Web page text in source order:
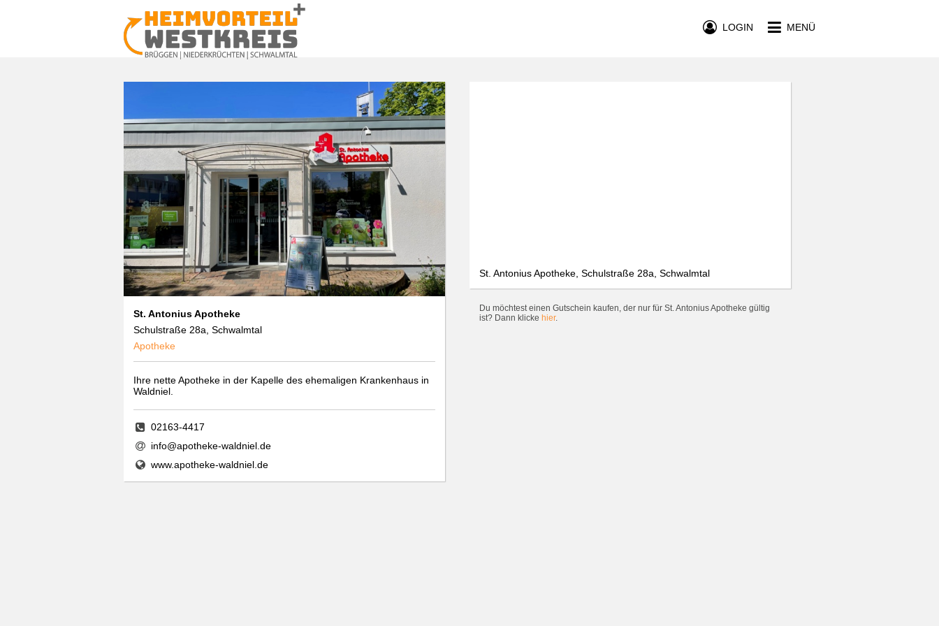
MENÜ
LOGIN
St. Antonius Apotheke
Schulstraße 28a, Schwalmtal
Apotheke
Ihre nette Apotheke in der Kapelle des ehemaligen Krankenhaus in
Waldniel.
02163-4417
info@apotheke-waldniel.de
www.apotheke-waldniel.de
St. Antonius Apotheke, Schulstraße 28a, Schwalmtal
Du möchtest einen Gutschein kaufen, der nur für St. Antonius Apotheke gültig
ist? Dann klicke hier.